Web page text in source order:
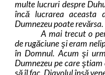
multe lucruri despre
încă lucrarea aceasta
Dumnezeu poate revărsa.
A mai trecut o
de rugăciune şi eram
în Domnul. Acum şi
Dumnezeu pe care
să îl fac. Diavolul însă